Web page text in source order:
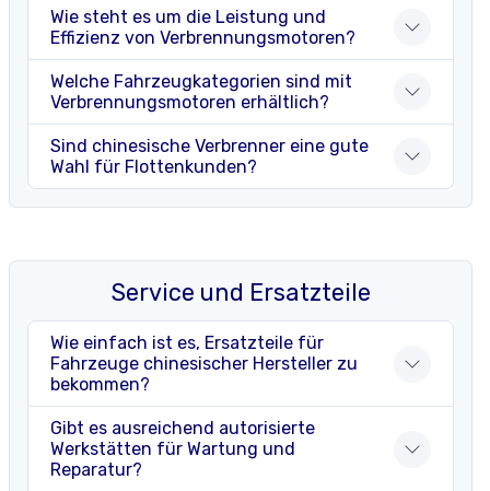
Wie steht es um die Leistung und
Effizienz von Verbrennungsmotoren?
Welche Fahrzeugkategorien sind mit
Verbrennungsmotoren erhältlich?
Sind chinesische Verbrenner eine gute
Wahl für Flottenkunden?
Service und Ersatzteile
Wie einfach ist es, Ersatzteile für
Fahrzeuge chinesischer Hersteller zu
bekommen?
Gibt es ausreichend autorisierte
Werkstätten für Wartung und
Reparatur?